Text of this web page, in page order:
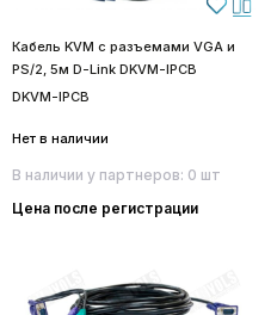
Кабель KVM с разъемами VGA и
PS/2, 5м D-Link DKVM-IPCB
DKVM-IPCB
Нет в наличии
В наличии у партнеров: 0 шт
Цена после регистрации